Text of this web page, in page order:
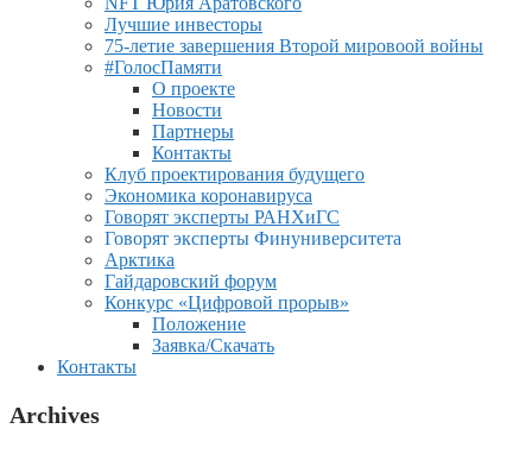
Лучшие инвесторы
75-летие завершения Второй мировоой войны
#ГолосПамяти
О проекте
Новости
Партнеры
Контакты
Клуб проектирования будущего
Экономика коронавируса
Говорят эксперты РАНХиГС
Говорят эксперты Финуниверситета
Арктика
Гайдаровский форум
Конкурс «Цифровой прорыв»
Положение
Заявка/Скачать
Контакты
Archives